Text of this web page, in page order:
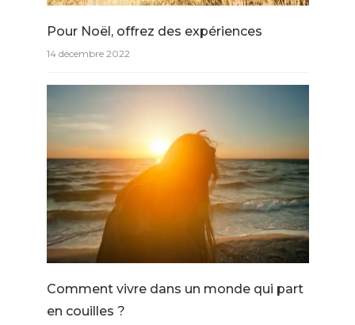
Pour Noël, offrez des expériences
14 décembre 2022
Comment vivre dans un monde qui part
en couilles ?